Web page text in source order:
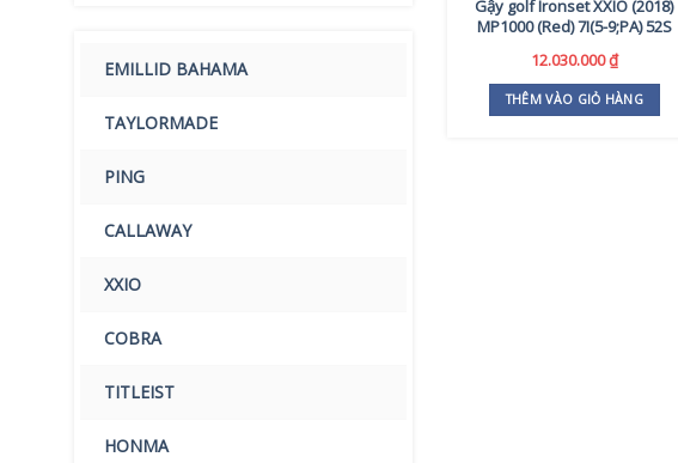
EMILLID BAHAMA
TAYLORMADE
PING
CALLAWAY
XXIO
COBRA
TITLEIST
HONMA
Gậy golf Ironset XXIO (2018)
MP1000 (Red) 7I(5-9;PA) 52S
12.030.000₫
THÊM VÀO GIỎ HÀNG